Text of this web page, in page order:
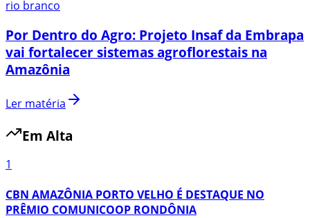
rio branco
Por Dentro do Agro: Projeto Insaf da Embrapa
vai fortalecer sistemas agroflorestais na
Amazônia
Ler matéria
Em Alta
1
CBN AMAZÔNIA PORTO VELHO É DESTAQUE NO
PRÊMIO COMUNICOOP RONDÔNIA